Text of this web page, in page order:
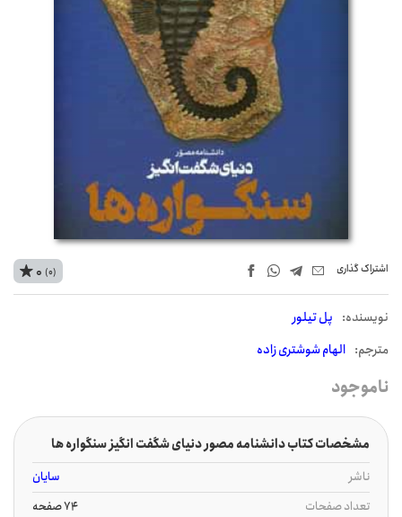
اشتراک‌ گذاری
نويسنده: پل تیلور
مترجم: الهام شوشتری زاده
0 (0)
ناموجود
مشخصات کتاب دانشنامه مصور دنیای شگفت انگیز سنگواره ها
ناشر
سایان
تعداد صفحات
74 صفحه